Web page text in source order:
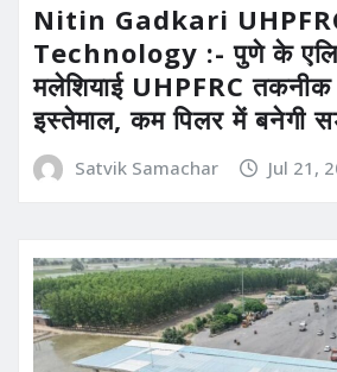
Nitin Gadkari
Technology :- पुणे के
मलेशियाई UHPFRC तकनीक
इस्तेमाल, कम पिलर में बनेगी
Satvik Samachar Jul 21,